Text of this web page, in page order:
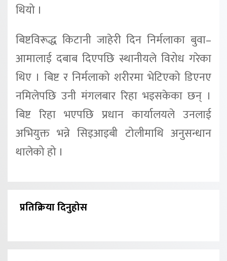
थियो ।
बिष्टविरूद्ध किटानी जाहेरी दिन निर्मलाका बुवा–
आमालाई दबाब दिएपछि स्थानीयले विरोध गरेका
थिए । बिष्ट र निर्मलाको शरीरमा भेटिएको डिएनए
नमिलेपछि उनी मंगलबार रिहा भइसकेका छन् ।
बिष्ट रिहा भएपछि प्रधान कार्यालयले उनलाई
अभियुक्त भन्ने सिइआइबी टोलीमाथि अनुसन्धान
थालेको हो ।
प्रतिक्रिया दिनुहोस